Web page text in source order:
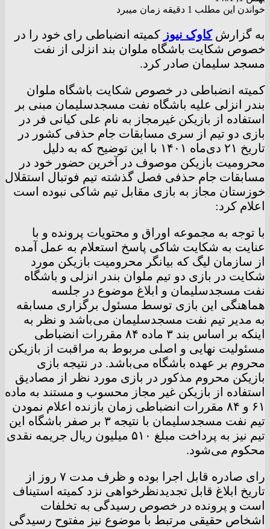
خواندن این مطلب 1 دقیقه زمان میبرد
به گزارشکاوک نیوز کمیته انضباطی رای خود را در
خصوص شکایت باشگاه ملوان بند انزلی از نفت
مسجد سلیمان صادر کرد.
کمیته انضباطی در خصوص شکایت باشگاه ملوان
بندر انزلی علیه باشگاه نفت مسجدسلیمان مبنی بر
استفاده از بازیکن غیرمجاز به نام علی کیانی فر در
بازی دو تیم از سری مسابقات جام حذفی کشور در
تاریخ ۲۱ دی‌ماه ۱۴۰۱ با این توضیح که به دلیل
محرومیت بازیکن موصوف در آخرین حضور خود در
مسابقات جام حذفی فصل گذشته تیم فوتبال استقلال
خوزستان مجاز به بازی مقابل تیم شاکی نبوده است
اعلام کرد:
با توجه به مجموعه اوراق و محتویات پرونده و با
عنایت به شکایت شاکی پاسخ استعلام به عمل آمده
از سازمان لیگ که بیانگر محرومیت بازیکن مورد
شکایت در بازی دو تیم ملوان بندر انزلی و باشگاه
نفت مسجدسلیمان و ابلاغ موضوع در جلسه
هماهنگی این بازی توسط مسئول برگزاری مسابقه
به مدیر تیم نفت مسجدسلیمان می‌باشد و نظر به
اینکه بر اساس بند ۳ ماده ۸۴ مقررات انضباطی
مسئولیت نهایی و اصلی مربوط به مراقبت از بازیکن
محروم بر عهده باشگاه می‌باشد. در نتیجه بازی
بازیکن محروم مذکور در بازی مورد نظر از مصادیق
استفاده از بازیکن غیر مجاز محسوب و مستند به ماده
۶۱ و ۸۴ مقررات انضباطی زمان بازنده اعلام نمودن
تیم نفت مسجدسلیمان با نتیجه ۳ بر صفر باشگاه این
تیم نیز به پرداخت مبلغ ۵۱۰ میلیون ریال جریمه نقدی
محکوم می‌شود.
رای صادره قابل اجرا بوده و ظرف مدت ۷ روز از
تاریخ ابلاغ قابل تجدیدنظرخواهی نزد کمیته استیناف
است و پرونده در خصوص رسیدگی به تخلفات
اشخاص حقیقی مرتبط با موضوع نیز مفتوح رسیدگی